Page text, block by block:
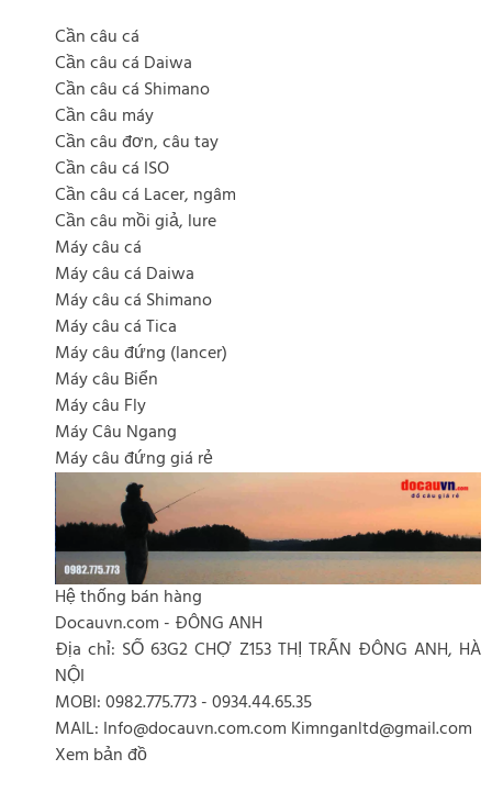
Cần câu cá
Cần câu cá Daiwa
Cần câu cá Shimano
Cần câu máy
Cần câu đơn, câu tay
Cần câu cá ISO
Cần câu cá Lacer, ngâm
Cần câu mồi giả, lure
Máy câu cá
Máy câu cá Daiwa
Máy câu cá Shimano
Máy câu cá Tica
Máy câu đứng (lancer)
Máy câu Biển
Máy câu Fly
Máy Câu Ngang
Máy câu đứng giá rẻ
Hệ thống bán hàng
Docauvn.com - ĐÔNG ANH
Địa chỉ: SỐ 63G2 CHỢ Z153 THỊ TRẤN ĐÔNG ANH, HÀ
NỘI
MOBI: 0982.775.773 - 0934.44.65.35
MAIL: Info@docauvn.com.com Kimnganltd@gmail.com
Xem bản đồ